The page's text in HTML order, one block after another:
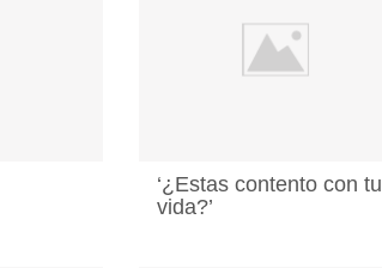
‘¿Estas contento con tu
vida?’